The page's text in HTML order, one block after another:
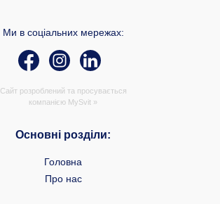
Ми в соціальних мережах:
Сайт розроблений та просувається
компанією MySvit »
Основні розділи:
Головна
Про нас